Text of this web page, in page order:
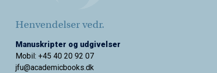
Henvendelser vedr.
Manuskripter og udgivelser
Mobil: +45 40 20 92 07
jfu@academicbooks.dk